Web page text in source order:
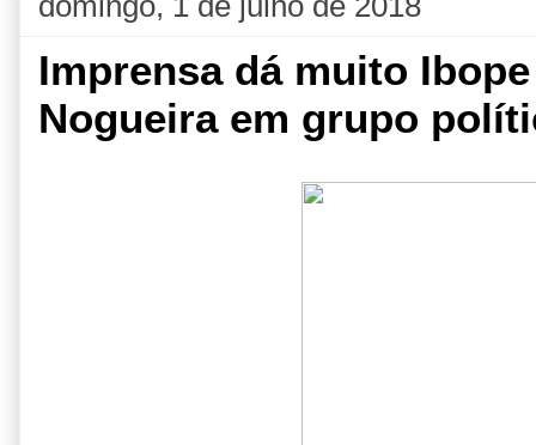
Imprensa dá muito
Nogueira em grupo